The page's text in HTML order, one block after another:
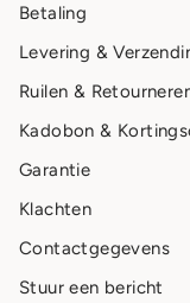
Betaling
Levering &
Ruilen &
Kadobon &
Garantie
Klachten
Contactgegevens
Stuur een bericht